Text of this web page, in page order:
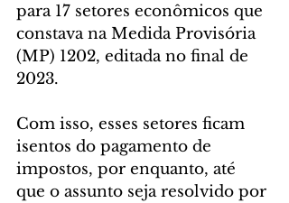
para 17 setores econômicos que
constava na Medida Provisória
(MP) 1202, editada no final de
2023.
Com isso, esses setores ficam
isentos do pagamento de
impostos, por enquanto, até
que o assunto seja resolvido por